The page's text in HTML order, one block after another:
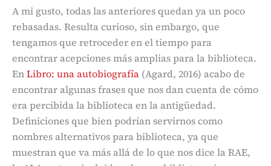
A mi gusto, todas las anteriores quedan ya un poco
rebasadas. Resulta curioso, sin embargo, que
tengamos que retroceder en el tiempo para
encontrar acepciones más amplias para la biblioteca.
EnLibro: una autobiografía (Agard, 2016) acabo de
encontrar algunas frases que nos dan cuenta de cómo
era percibida la biblioteca en la antigüedad.
Definiciones que bien podrían servirnos como
nombres alternativos para biblioteca, ya que
muestran que va más allá de lo que nos dice la RAE,